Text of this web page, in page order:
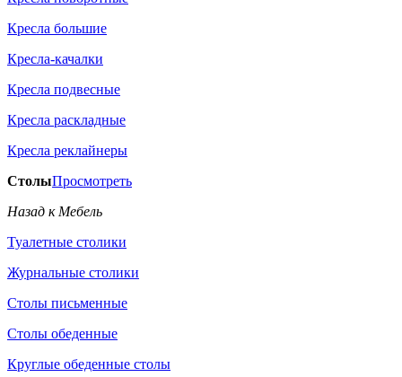
Кресла большие
Кресла-качалки
Кресла подвесные
Кресла раскладные
Кресла реклайнеры
СтолыПросмотреть
Назад к Мебель
Туалетные столики
Журнальные столики
Столы письменные
Столы обеденные
Круглые обеденные столы